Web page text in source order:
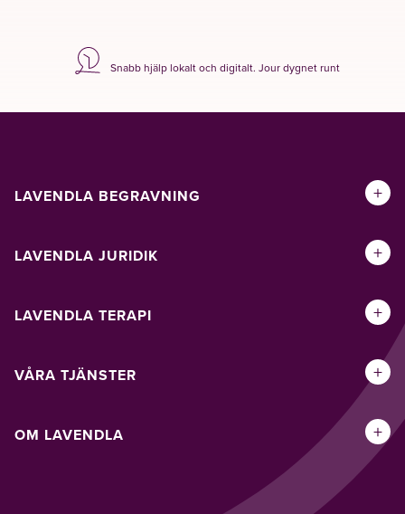
Snabb hjälp lokalt och digitalt. Jour dygnet runt
LAVENDLA BEGRAVNING +
LAVENDLA JURIDIK +
LAVENDLA TERAPI +
VÅRA TJÄNSTER +
OM LAVENDLA +